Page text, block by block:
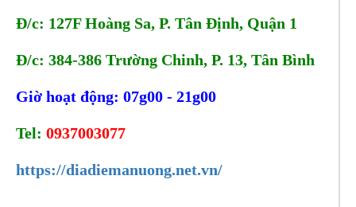
Đ/c: 127F Hoàng Sa, P. Tân Định, Quận 1
Đ/c: 384-386 Trường Chinh, P. 13, Tân Bình
Giờ hoạt động: 07g00 - 21g00
Tel: 0937003077
https://diadiemanuong.net.vn/